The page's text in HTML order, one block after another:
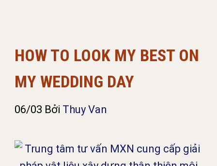
HOW TO LOOK MY BEST ON
MY WEDDING DAY
06/03 Bởi Thuy Van